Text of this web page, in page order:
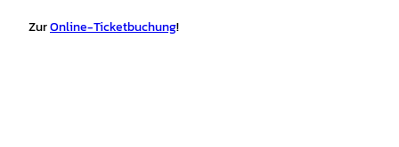
ZurOnline-Ticketbuchung!